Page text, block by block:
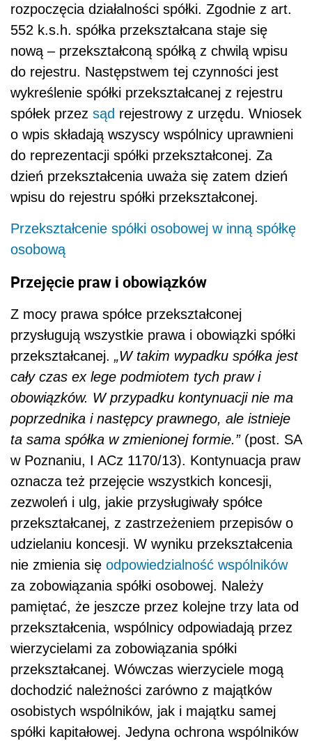
rozpoczęcia działalności spółki. Zgodnie z art.
552 k.s.h. spółka przekształcana staje się
nową – przekształconą spółką z chwilą wpisu
do rejestru. Następstwem tej czynności jest
wykreślenie spółki przekształcanej z rejestru
spółek przez sąd rejestrowy z urzędu. Wniosek
o wpis składają wszyscy wspólnicy uprawnieni
do reprezentacji spółki przekształconej. Za
dzień przekształcenia uważa się zatem dzień
wpisu do rejestru spółki przekształconej.
Przekształcenie spółki osobowej w inną spółkę
osobową
Przejęcie praw i obowiązków
Z mocy prawa spółce przekształconej
przysługują wszystkie prawa i obowiązki spółki
przekształcanej. „W takim wypadku spółka jest
cały czas ex lege podmiotem tych praw i
obowiązków. W przypadku kontynuacji nie ma
poprzednika i następcy prawnego, ale istnieje
ta sama spółka w zmienionej formie.” (post. SA
w Poznaniu, I ACz 1170/13). Kontynuacja praw
oznacza też przejęcie wszystkich koncesji,
zezwoleń i ulg, jakie przysługiwały spółce
przekształcanej, z zastrzeżeniem przepisów o
udzielaniu koncesji. W wyniku przekształcenia
nie zmienia się odpowiedzialność wspólników
za zobowiązania spółki osobowej. Należy
pamiętać, że jeszcze przez kolejne trzy lata od
przekształcenia, wspólnicy odpowiadają przez
wierzycielami za zobowiązania spółki
przekształcanej. Wówczas wierzyciele mogą
dochodzić należności zarówno z majątków
osobistych wspólników, jak i majątku samej
spółki kapitałowej. Jedyna ochrona wspólników